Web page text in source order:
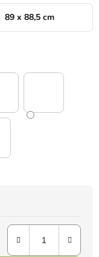
89 x 88,5 cm